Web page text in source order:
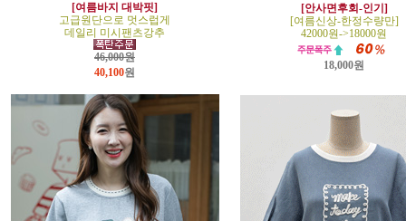
[여름바지 대박핏]
고급원단으로 멋스럽게
데일리 미시팬츠강추
46,000원
40,100원
[안사면후회-인기]
[여름신상-한정수량만]
42000원->18000원
18,000원